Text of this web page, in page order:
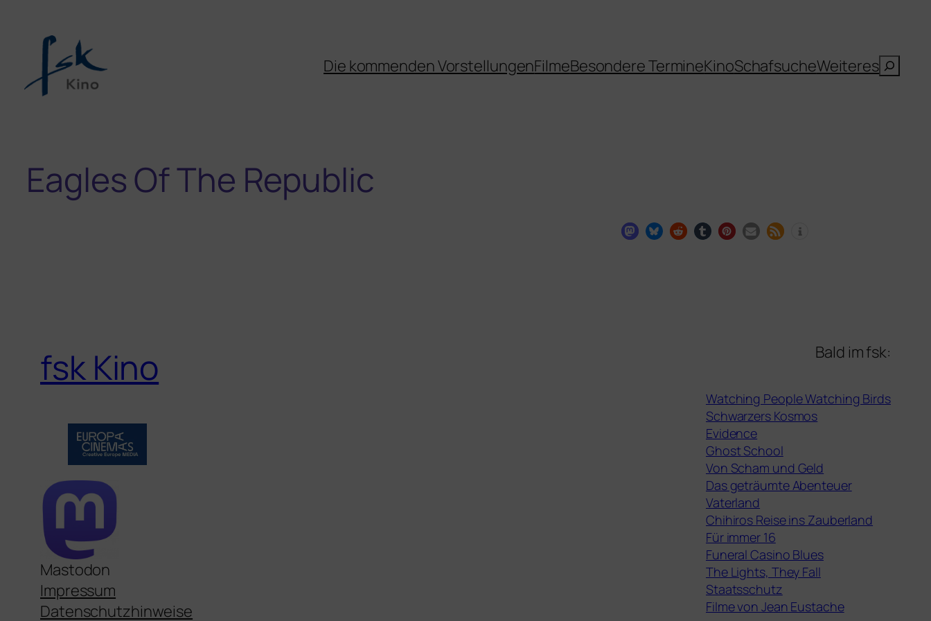
Die kommenden VorstellungenFilmeBesondere TermineKinoSchafsucheWeiteresSuchen
Eagles Of The Republic
fsk Kino
Mastodon
Impressum
Datenschutzhinweise
Bald im fsk:
Watching People Watching Birds
Schwarzers Kosmos
Evidence
Ghost School
Von Scham und Geld
Das geträumte Abenteuer
Vaterland
Chihiros Reise ins Zauberland
Für immer 16
Funeral Casino Blues
The Lights, They Fall
Staatsschutz
Filme von Jean Eustache